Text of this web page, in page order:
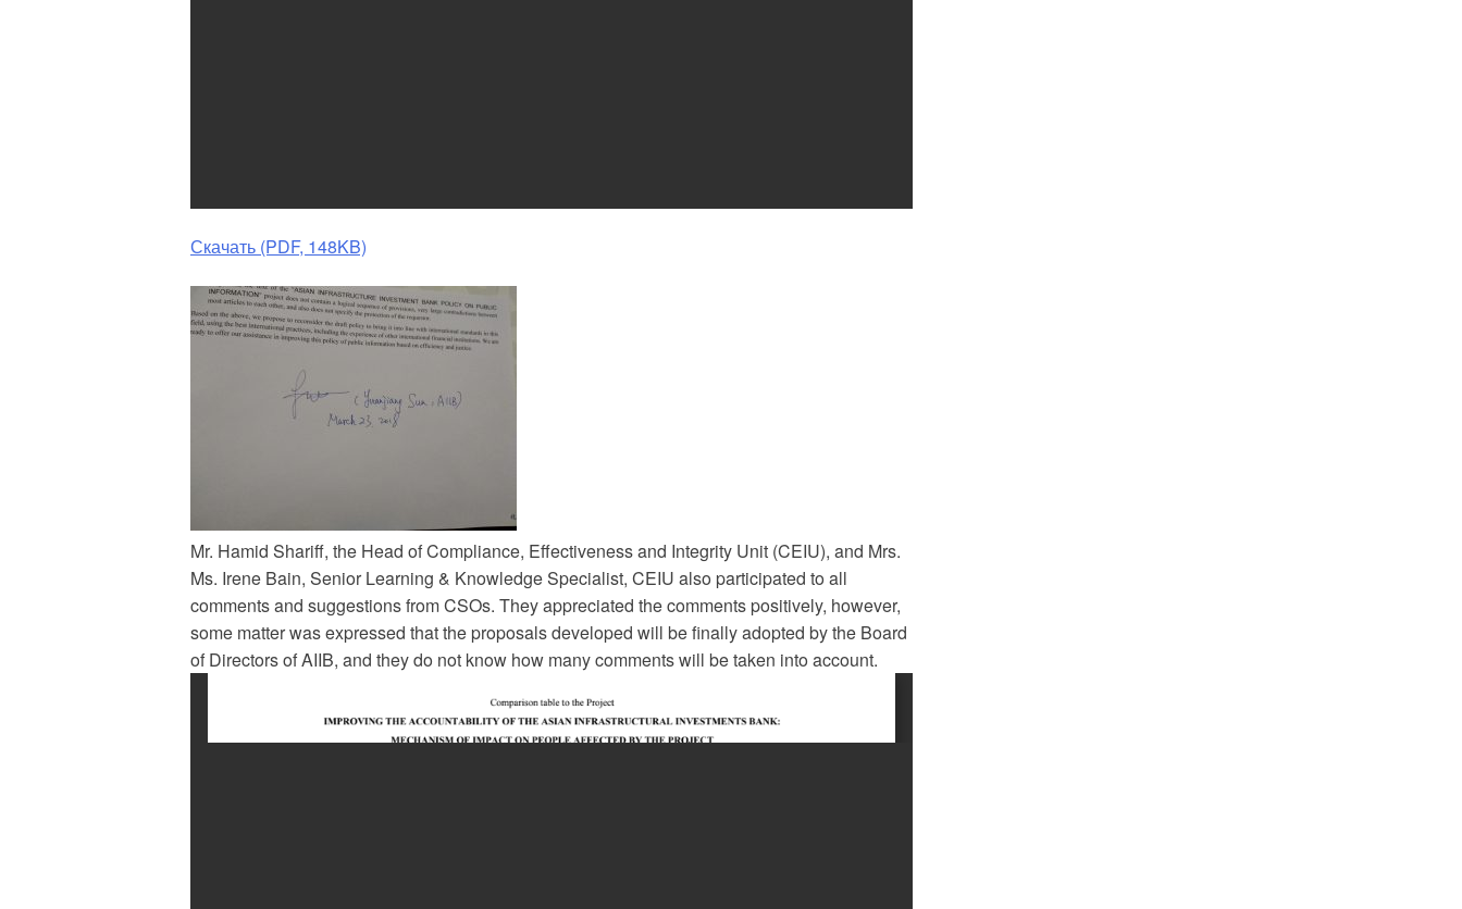
Скачать (PDF, 148KB)
Mr. Hamid Shariff, the Head of Compliance, Effectiveness and Integrity Unit (CEIU), and Mrs.
Ms. Irene Bain, Senior Learning & Knowledge Specialist, CEIU also participated to all
comments and suggestions from CSOs. They appreciated the comments positively, however,
some matter was expressed that the proposals developed will be finally adopted by the Board
of Directors of AIIB, and they do not know how many comments will be taken into account.